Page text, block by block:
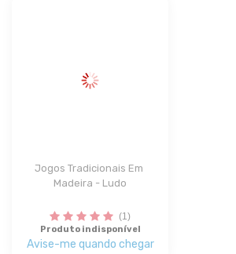
Jogos Tradicionais Em
Madeira - Ludo
(1)
Produto indisponível
Avise-me quando chegar